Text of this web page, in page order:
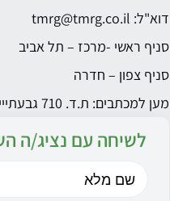
דוא"ל: tmrg@tmrg.co.il
סניף ראשי -מרכז – תל אביב
סניף צפון – חדרה
מען למכתבים: ת.ד. 710 גבעתייים 5340813
לשיחה עם נציג/ה